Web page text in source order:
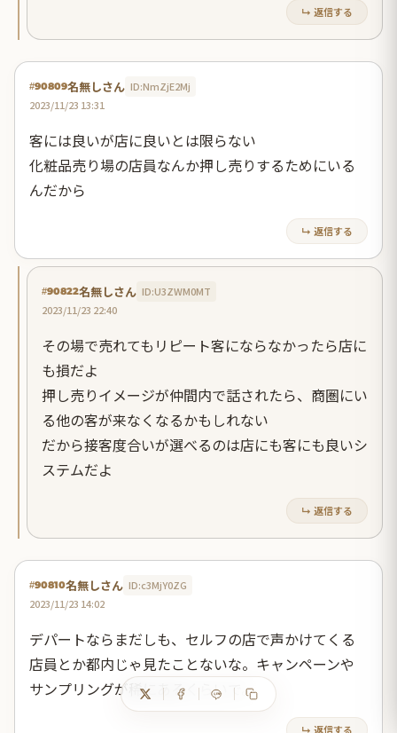
↳ 返信する
#90809名無しさん ID:NmZjE2Mj
2023/11/23 13:31
客には良いが店に良いとは限らない
化粧品売り場の店員なんか押し売りするためにいる
んだから
↳ 返信する
#90822名無しさん ID:U3ZWM0MT
2023/11/23 22:40
その場で売れてもリピート客にならなかったら店に
も損だよ
押し売りイメージが仲間内で話されたら、商圏にい
る他の客が来なくなるかもしれない
だから接客度合いが選べるのは店にも客にも良いシ
ステムだよ
↳ 返信する
#90810名無しさん ID:c3MjY0ZG
2023/11/23 14:02
デパートならまだしも、セルフの店で声かけてくる
店員とか都内じゃ見たことないな。キャンペーンや
サンプリングが稀にあるくらいで。
↳ 返信する